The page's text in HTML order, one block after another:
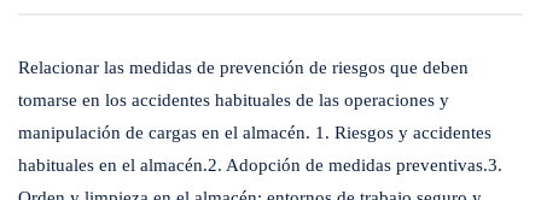
Relacionar las medidas de prevención de riesgos que deben
tomarse en los accidentes habituales de las operaciones y
manipulación de cargas en el almacén. 1. Riesgos y accidentes
habituales en el almacén.2. Adopción de medidas preventivas.3.